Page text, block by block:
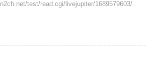
test/read.cgi/livejupiter/1689579603/